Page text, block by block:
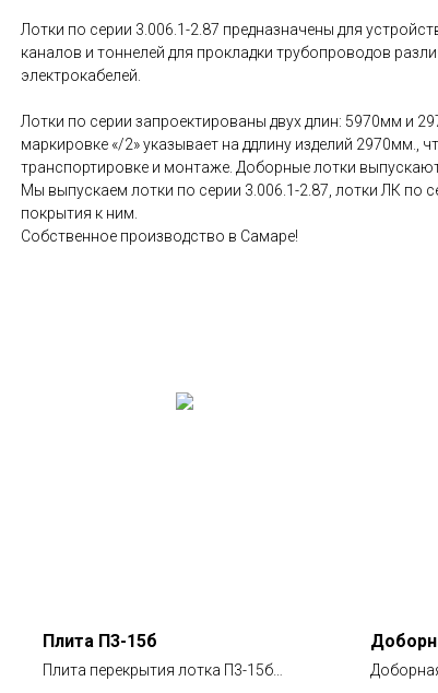
Лотки по серии 3.006.1-2.87 предназначены для
каналов и тоннелей для прокладки трубопроводов
электрокабелей.
Лотки по серии запроектированы двух длин: 5970мм и
маркировке «/2» указывает на ддлину изделий 2970мм.,
транспортировке и монтаже. Доборные лотки
Мы выпускаем лотки по серии 3.006.1-2.87, лотки ЛК по
покрытия к ним.
Собственное производство в Самаре!
Плита П3-15б
Плита перекрытия лотка П3-15б